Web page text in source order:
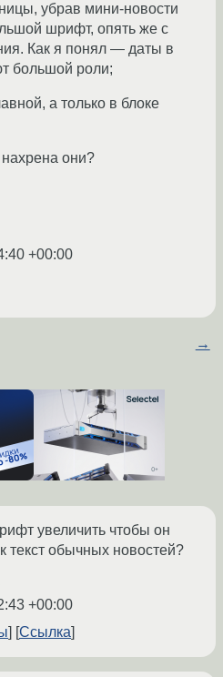
убрав мини-новости
шрифт, опять же с
Как я понял — даты в
большой роли;
а только в блоке
они?
+00:00
→
увеличить чтобы он
текст обычных новостей?
+00:00
Ссылка